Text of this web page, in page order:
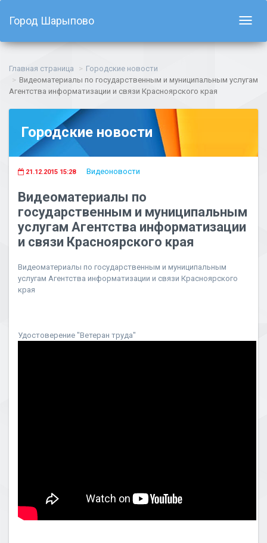
Город Шарыпово
Главная страница
Городские новости
Видеоматериалы по государственным и муниципальным услугам
Агентства информатизации и связи Красноярского края
Городские новости
21.12.2015 15:28 Видеоновости
Видеоматериалы по
государственным и муниципальным
услугам Агентства информатизации
и связи Красноярского края
Видеоматериалы по государственным и муниципальным
услугам Агентства информатизации и связи Красноярского
края
Удостоверение "Ветеран труда"